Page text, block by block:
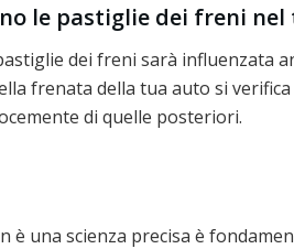
le pastiglie dei freni nel
dei freni sarà influenzata
frenata della tua auto si
di quelle posteriori.
una scienza precisa è